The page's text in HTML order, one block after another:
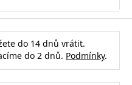
do 14 dnů vrátit.
do 2 dnů. Podmínky.